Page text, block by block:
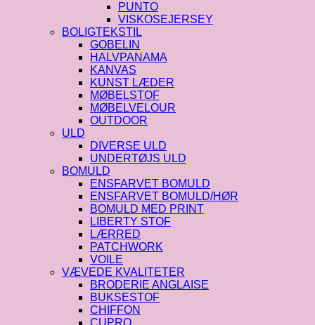
PUNTO
VISKOSEJERSEY
BOLIGTEKSTIL
GOBELIN
HALVPANAMA
KANVAS
KUNST LÆDER
MØBELSTOF
MØBELVELOUR
OUTDOOR
ULD
DIVERSE ULD
UNDERTØJS ULD
BOMULD
ENSFARVET BOMULD
ENSFARVET BOMULD/HØR
BOMULD MED PRINT
LIBERTY STOF
LÆRRED
PATCHWORK
VOILE
VÆVEDE KVALITETER
BRODERIE ANGLAISE
BUKSESTOF
CHIFFON